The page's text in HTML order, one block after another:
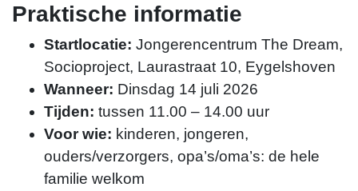
Praktische informatie
Startlocatie: Jongerencentrum The Dream,
Socioproject, Laurastraat 10, Eygelshoven
Wanneer: Dinsdag 14 juli 2026
Tijden: tussen 11.00 – 14.00 uur
Voor wie: kinderen, jongeren,
ouders/verzorgers, opa’s/oma’s: de hele
familie welkom